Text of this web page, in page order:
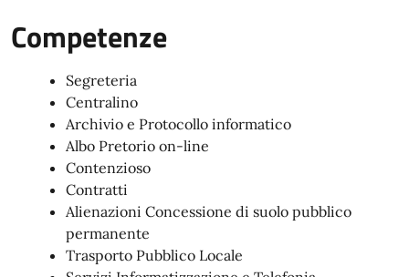
Competenze
Segreteria
Centralino
Archivio e Protocollo informatico
Albo Pretorio on-line
Contenzioso
Contratti
Alienazioni Concessione di suolo pubblico
permanente
Trasporto Pubblico Locale